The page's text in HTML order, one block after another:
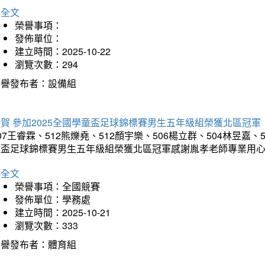
文
榮譽事項：
發佈單位：
建立時間：2025-10-22
瀏覽次數：294
發布者：設備組
參加2025全國學童盃足球錦標賽男生五年級組榮獲北區冠軍
王睿霖、512熊爍堯、512顏宇樂、506楊立群、504林昱嘉
足球錦標賽男生五年級組榮獲北區冠軍感謝胤孝老師專業用
文
榮譽事項：全國競賽
發佈單位：學務處
建立時間：2025-10-21
瀏覽次數：333
發布者：體育組